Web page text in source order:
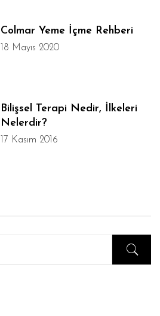
Colmar Yeme İçme Rehberi
18 Mayıs 2020
Bilişsel Terapi Nedir, İlkeleri
Nelerdir?
17 Kasım 2016